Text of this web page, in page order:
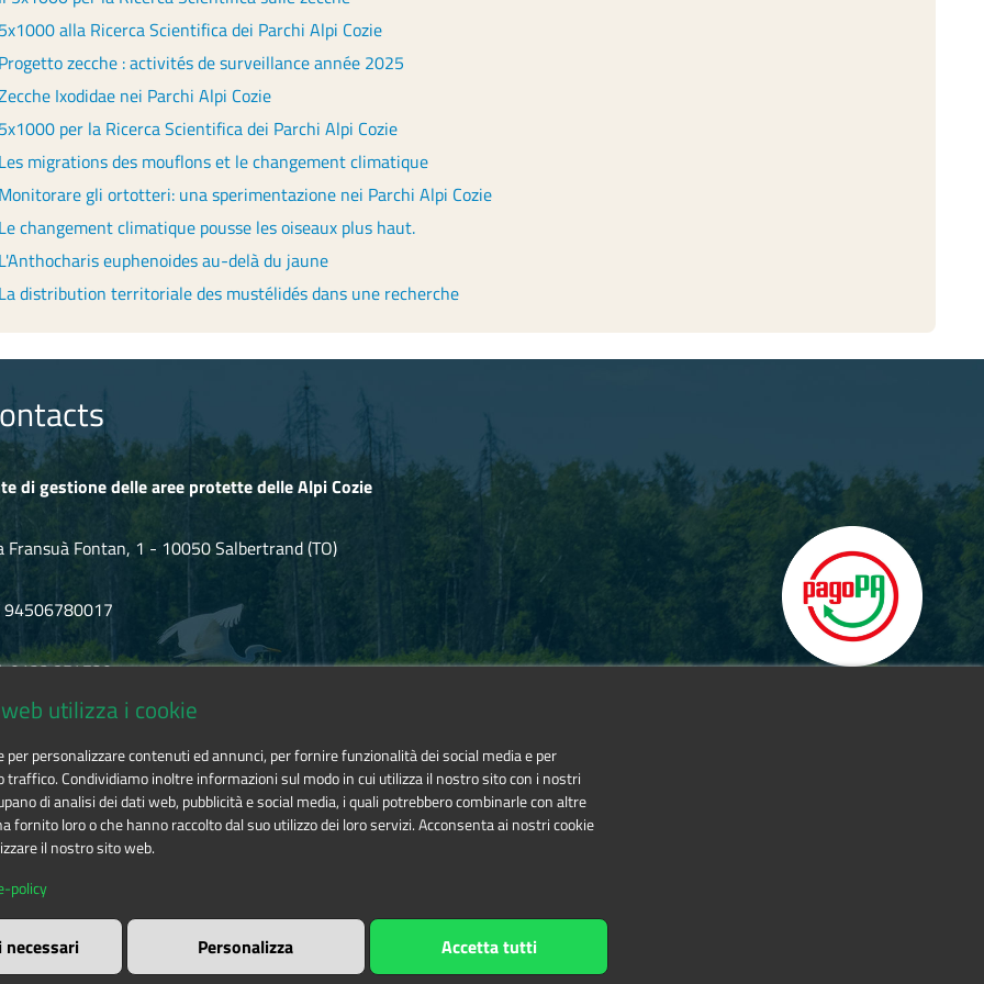
5x1000 alla Ricerca Scientifica dei Parchi Alpi Cozie
Progetto zecche : activités de surveillance année 2025
Ixodidae nei Parchi Alpi Cozie
5x1000 per la Ricerca Scientifica dei Parchi Alpi Cozie
Les migrations des mouflons et le changement climatique
Monitorare gli ortotteri: una sperimentazione nei Parchi Alpi Cozie
Le changement climatique pousse les oiseaux plus haut.
L'Anthocharis euphenoides au-delà du jaune
La distribution territoriale des mustélidés dans une recherche
di gestione delle aree protette delle Alpi Cozie
Fransuà Fontan, 1 - 10050 Salbertrand (TO)
94506780017
0122.854720
utilizza i cookie
per personalizzare contenuti ed annunci, per fornire funzionalità dei social media e per
traffico. Condividiamo inoltre informazioni sul modo in cui utilizza il nostro sito con i nostri
di analisi dei dati web, pubblicità e social media, i quali potrebbero combinarle con altre
fornito loro o che hanno raccolto dal suo utilizzo dei loro servizi. Acconsenta ai nostri cookie
il nostro sito web.
policy
necessari Personalizza Accetta tutti